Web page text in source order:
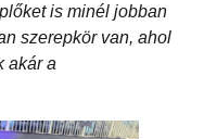
is minél jobban
szerepkör van, ahol
akár a